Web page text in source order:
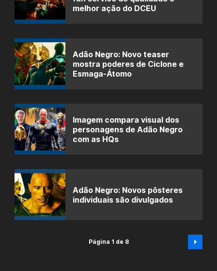
melhor ação do DCEU
Adão Negro: Novo teaser
mostra poderes de Ciclone e
Esmaga-Átomo
Imagem compara visual dos
personagens de Adão Negro
com as HQs
Adão Negro: Novos pôsteres
individuais são divulgados
Página 1 de 8